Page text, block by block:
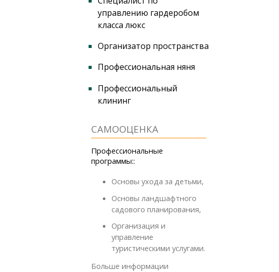
управлению гардеробом
класса люкс
Организатор пространства
Профессиональная няня
Профессиональный
клининг
CАМООЦЕНКА
Профессиональные
программы::
Основы ухода за детьми,
Основы ландшафтного
садового планирования,
Организация и
управление
туристическими услугами.
Больше информации